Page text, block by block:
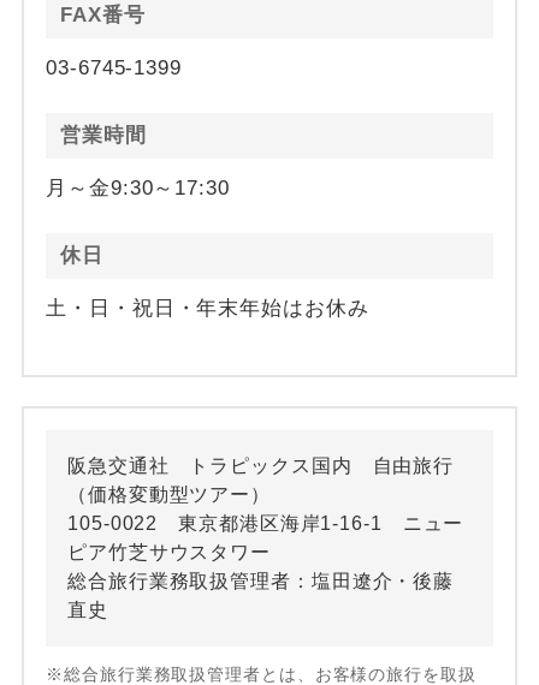
FAX番号
03-6745-1399
営業時間
月～金9:30～17:30
休日
土・日・祝日・年末年始はお休み
阪急交通社 トラピックス国内 自由旅行
（価格変動型ツアー）
105-0022 東京都港区海岸1-16-1 ニュー
ピア竹芝サウスタワー
総合旅行業務取扱管理者：塩田遼介・後藤
直史
※総合旅行業務取扱管理者とは、お客様の旅行を取扱